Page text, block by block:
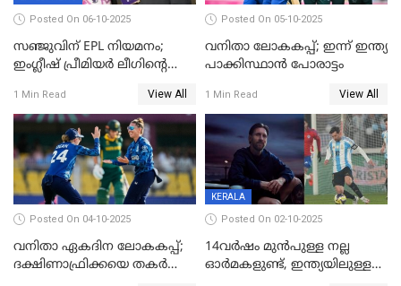
Posted On 06-10-2025
സഞ്ജുവിന് EPL നിയമനം;
ഇംഗ്ലീഷ് പ്രീമിയര്‍ ലീഗിന്‍റെ
അംബാസഡര്‍
1 Min Read View All
Posted On 05-10-2025
വനിതാ ലോകകപ്പ്; ഇന്ന് ഇന്ത്യ
പാക്കിസ്ഥാന്‍ പോരാട്ടം
1 Min Read View All
Posted On 04-10-2025
വനിതാ ഏകദിന ലോകകപ്പ്;
ദക്ഷിണാഫ്രിക്കയെ തകർത്ത്
KERALA
Posted On 02-10-2025
14വർഷം മുൻപുള്ള നല്ല
ഓർമകളുണ്ട്, ഇന്ത്യയിലുള്ള